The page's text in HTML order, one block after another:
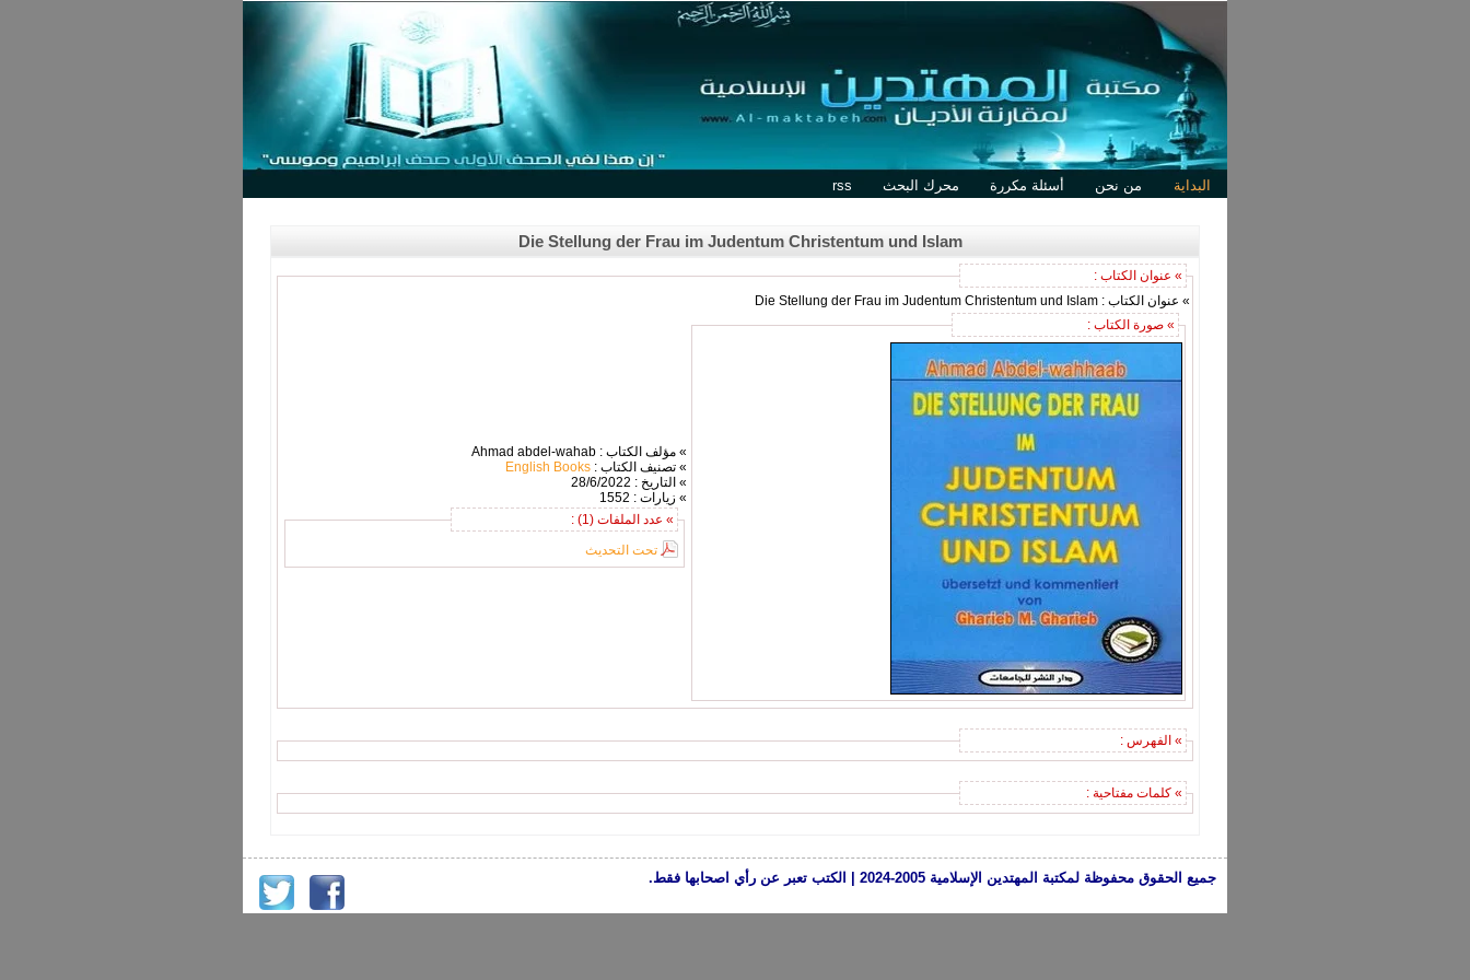
البداية من نحن أسئلة مكررة محرك البحث rss
Die Stellung der Frau im Judentum Christentum und Islam
» عنوان الكتاب :
» عنوان الكتاب : Die Stellung der Frau im Judentum Christentum und Islam
» صورة الكتاب :
» مؤلف الكتاب : Ahmad abdel-wahab
» تصنيف الكتاب : English Books
» التاريخ : 28/6/2022
» زيارات : 1552
» عدد الملفات (1) :
تحت التحديث
» الفهرس :
» كلمات مفتاحية :
جميع الحقوق محفوظة لمكتبة المهتدين الإسلامية 2005-2024 | الكتب تعبر عن رأي اصحابها فقط.